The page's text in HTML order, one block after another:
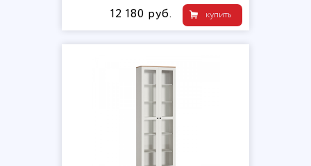
купить
12 180 руб.